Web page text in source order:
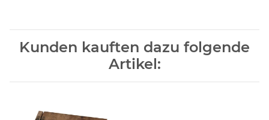
Kunden kauften dazu folgende
Artikel: